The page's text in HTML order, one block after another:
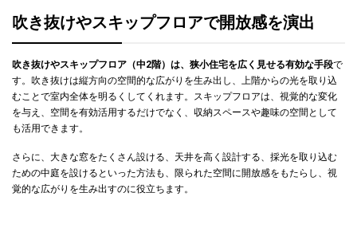
吹き抜けやスキップフロアで開放感を演出
吹き抜けやスキップフロア（中2階）は、狭小住宅を広く見せる有効な手段で
す。吹き抜けは縦方向の空間的な広がりを生み出し、上階からの光を取り込
むことで室内全体を明るくしてくれます。スキップフロアは、視覚的な変化
を与え、空間を有効活用するだけでなく、収納スペースや趣味の空間として
も活用できます。
さらに、大きな窓をたくさん設ける、天井を高く設計する、採光を取り込む
ための中庭を設けるといった方法も、限られた空間に開放感をもたらし、視
覚的な広がりを生み出すのに役立ちます。